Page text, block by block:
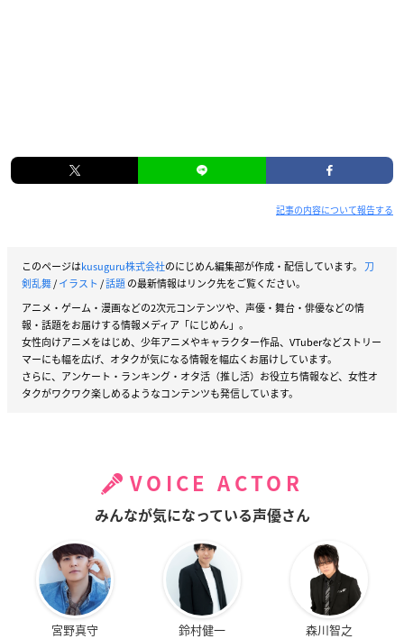
記事の内容について報告する
このページはkusuguru株式会社のにじめん編集部が作成・配信しています。 刀
剣乱舞/イラスト /話題の最新情報はリンク先をご覧ください。
アニメ・ゲーム・漫画などの2次元コンテンツや、声優・舞台・俳優などの情
報・話題をお届けする情報メディア「にじめん」。
女性向けアニメをはじめ、少年アニメやキャラクター作品、VTuberなどストリー
マーにも幅を広げ、オタクが気になる情報を幅広くお届けしています。
さらに、アンケート・ランキング・オタ活（推し活）お役立ち情報など、女性オ
タクがワクワク楽しめるようなコンテンツも発信しています。
VOICE ACTOR
みんなが気になっている声優さん
宮野真守 鈴村健一 森川智之